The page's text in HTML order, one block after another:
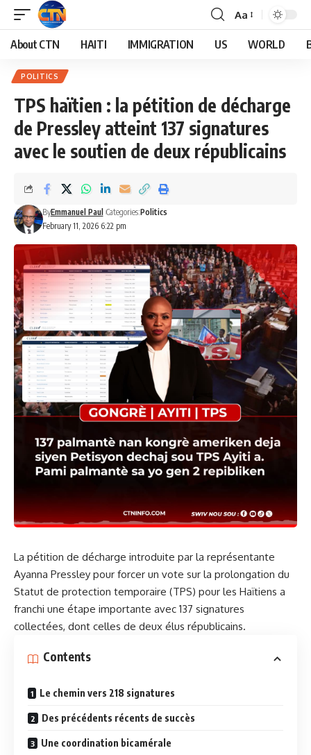
Aa
About CTN HAITI IMMIGRATION US WORLD
POLITICS
TPS haïtien : la pétition de décharge
de Pressley atteint 137 signatures
avec le soutien de deux républicains
February 11, 2026 6:22 pm
ByEmmanuel Paul Categories:Politics
La pétition de décharge introduite par la représentante
Ayanna Pressley pour forcer un vote sur la prolongation du
Statut de protection temporaire (TPS) pour les Haïtiens a
franchi une étape importante avec 137 signatures
collectées, dont celles de deux élus républicains.
Contents
Le chemin vers 218 signatures
Des précédents récents de succès
Une coordination bicamérale